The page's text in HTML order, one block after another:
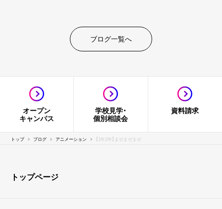
ブログ一覧へ
オープン
キャンパス
学校見学・
個別相談会
資料請求
トップ ブログ アニメーション 【1年2年】まぜまぜまぜ
トップページ